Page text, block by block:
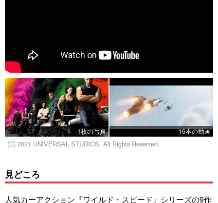
1枚の写真
16本の動画
(C) 2021 UNIVERSAL STUDIOS. All Rights Reserved.
見どころ
人気カーアクション『ワイルド・スピード』シリーズの9作